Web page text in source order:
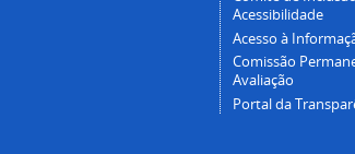
Acessibilidade
Acesso à
Comissão
Avaliação
Portal da